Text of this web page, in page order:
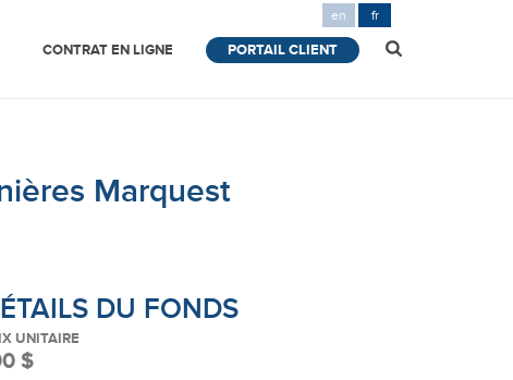
en fr
CONTRAT EN LIGNE PORTAIL CLIENT
Marquest
DU FONDS
UNITAIRE
$